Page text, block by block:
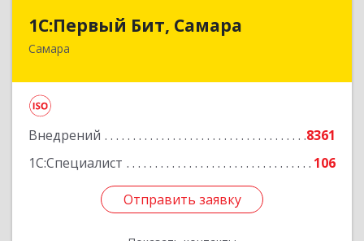
1С:Первый Бит, Самара
Самара
Внедрений
8361
1С:Специалист
106
Отправить заявку
1С:Первый Бит, Самара
443013, Самарская обл, Самара г, Дачная ул,
Отправить заявку